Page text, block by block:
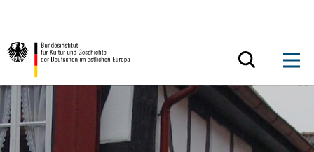
Zurück zur Startseite